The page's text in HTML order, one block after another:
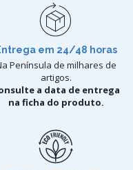
em 24/48 horas
Península de milhares de
artigos.
a data de entrega
na ficha do produto.